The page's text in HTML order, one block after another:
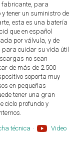
fabricante, para
tener un suministro de
esta es una batería
que en español
por válvula, y de
para cuidar su vida útil
no sean
de más de 2.500
soporta muy
en pequeñas
tener una gran
ciclo profundo y
técnica · Video